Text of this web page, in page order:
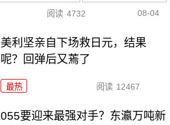
阅读 4732 08-04
美利坚亲自下场救日元，结果
呢？回弹后又蔫了
最热 阅读 12467
055要迎来最强对手？东瀛万吨新